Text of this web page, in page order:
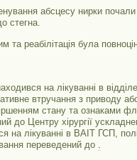
абсцесу нирки почали
стегна.
та реабілітація була
на лікуванні в
втручання з приводу
стану та ознаками
до Центру хірургії
на лікуванні в ВАІТ ГСП,
переведений до .